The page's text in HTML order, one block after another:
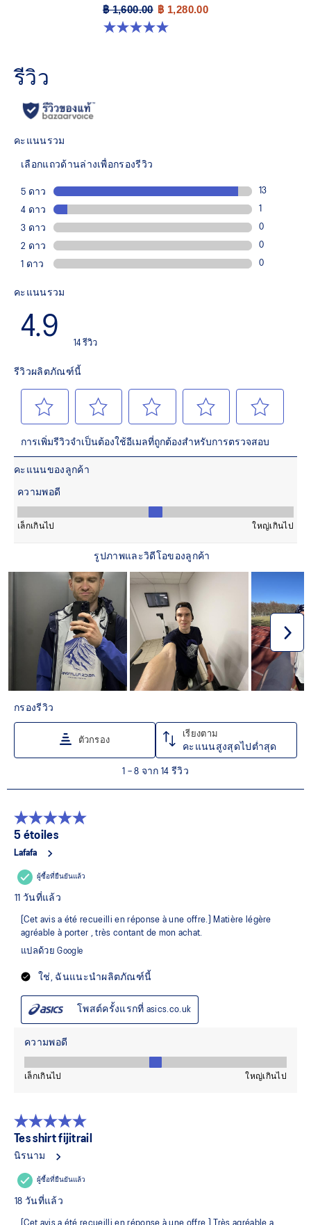
฿ 1,600.00 ฿ 1,280.00
5.0 จาก 5 ดาว 3 รีวิว